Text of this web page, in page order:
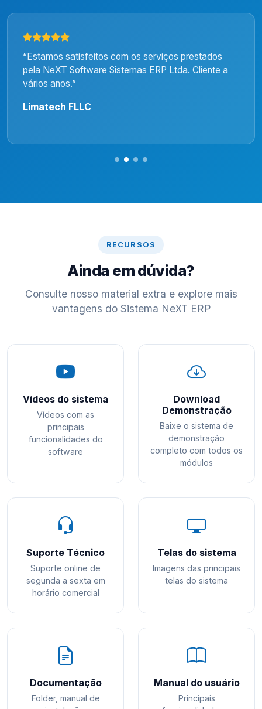
“Estamos satisfeitos com os serviços prestados
pela NeXT Software Sistemas ERP Ltda. Cliente a
vários anos.”
Limatech FLLC
RECURSOS
Ainda em dúvida?
Consulte nosso material extra e explore mais
vantagens do Sistema NeXT ERP
Vídeos do sistema
Vídeos com as
principais
funcionalidades do
software
Download
Demonstração
Baixe o sistema de
demonstração
completo com todos os
módulos
Suporte Técnico
Suporte online de
segunda a sexta em
horário comercial
Telas do sistema
Imagens das principais
telas do sistema
Documentação
Folder, manual de
Manual do usuário
Principais